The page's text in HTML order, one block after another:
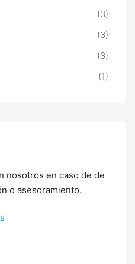
(3)
(3)
(3)
(1)
nosotros en caso de de
o asesoramiento.